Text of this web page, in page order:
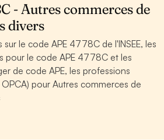
- Autres commerces de
divers
le code APE 4778C de l'INSEE, les
pour le code APE 4778C et les
de code APE, les professions
pour Autres commerces de